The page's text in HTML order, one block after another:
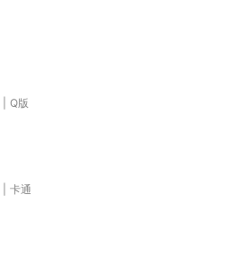
Q版
卡通